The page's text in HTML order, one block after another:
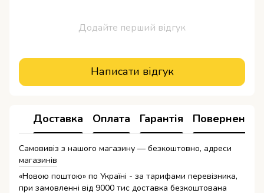
Додайте перший відгук
Написати відгук
Доставка Оплата Гарантія Повернення
Самовивіз з нашого магазину — безкоштовно, адреси
магазинів
«Новою поштою» по Україні - за тарифами перевізника,
при замовленні від 9000 тис доставка безкоштована